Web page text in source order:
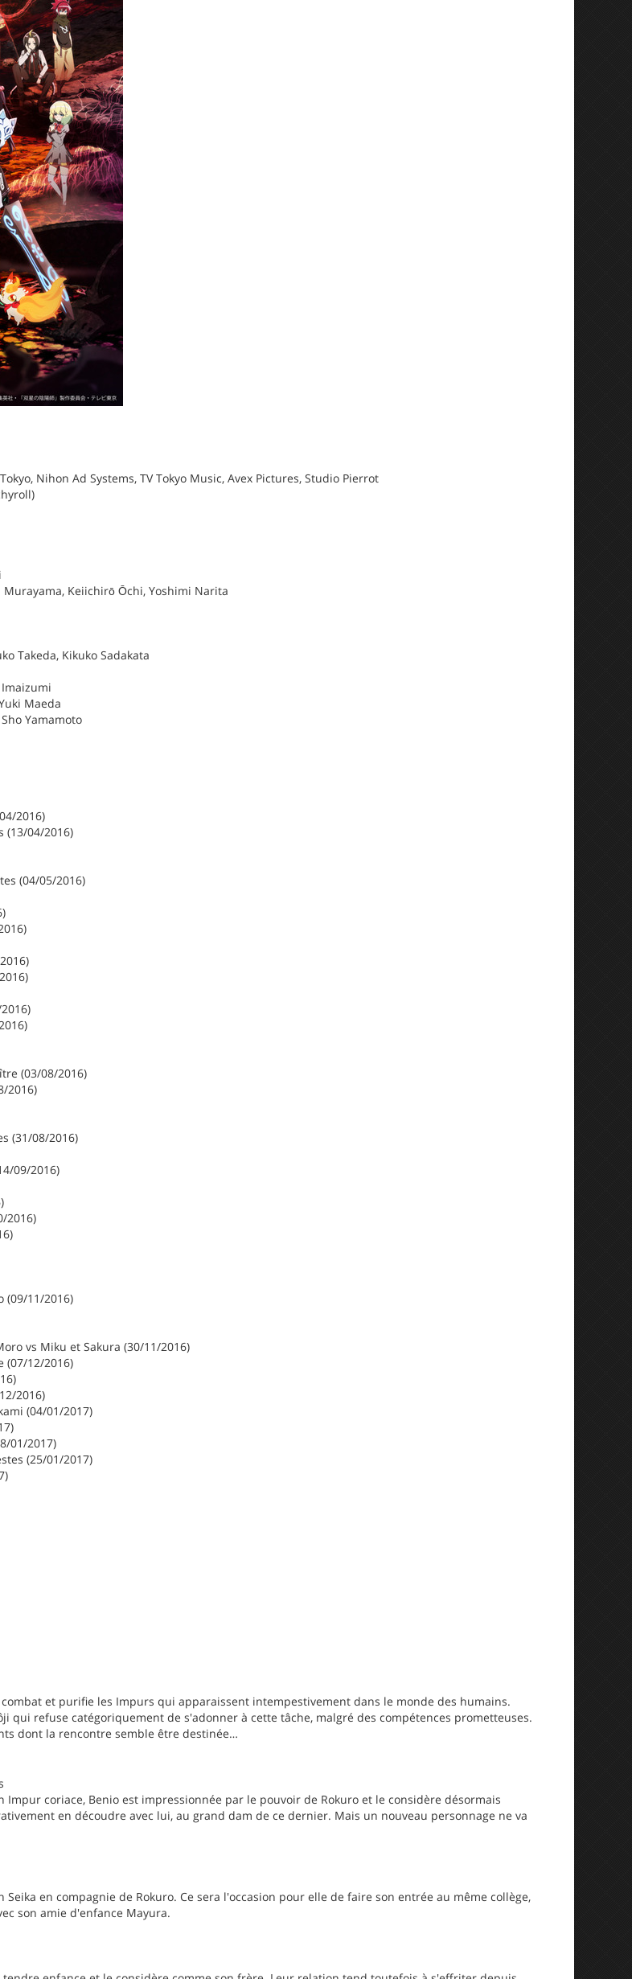
Nihon Ad Systems, TV Tokyo Music, Avex Pictures, Studio Pierrot
Keiichirō Ōchi, Yoshimi Narita
Takeda, Kikuko Sadakata
Maeda
Yamamoto
2016)
(13/04/2016)
(04/05/2016)
(03/08/2016)
2016)
(31/08/2016)
09/2016)
2016)
(09/11/2016)
vs Miku et Sakura (30/11/2016)
(07/12/2016)
2016)
(04/01/2017)
01/2017)
(25/01/2017)
et purifie les Impurs qui apparaissent intempestivement dans le monde des humains.
qui refuse catégoriquement de s'adonner à cette tâche, malgré des compétences prometteuses.
dont la rencontre semble être destinée…
coriace, Benio est impressionnée par le pouvoir de Rokuro et le considère désormais
en découdre avec lui, au grand dam de ce dernier. Mais un nouveau personnage ne va
Seika en compagnie de Rokuro. Ce sera l'occasion pour elle de faire son entrée au même collège,
son amie d'enfance Mayura.